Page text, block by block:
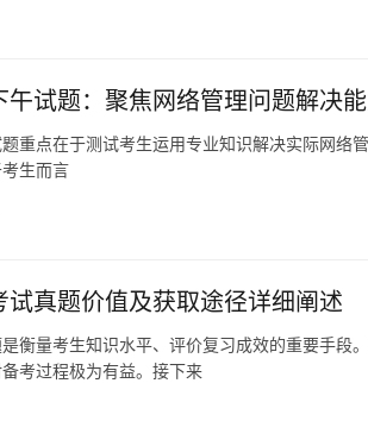
午试题：聚焦网络管理问题解决
重点在于测试考生运用专业知识解决实际网络
生而言
试真题价值及获取途径详细阐述
衡量考生知识水平、评价复习成效的重要手段
考过程极为有益。接下来